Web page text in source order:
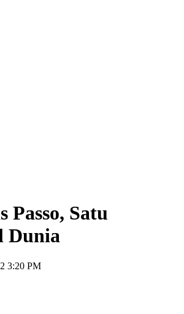
Passo, Satu
Dunia
3:20 PM